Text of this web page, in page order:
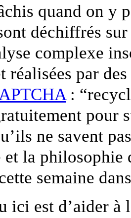
quand on y
déchiffrés
complexe
par
:
pour
ne savent
la philosophie
semaine
ici est d’aider